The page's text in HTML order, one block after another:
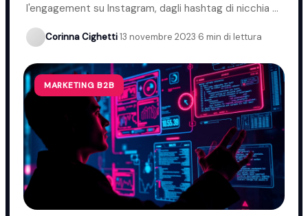
l'engagement su Instagram, dagli hashtag di nicchia ai
Corinna Cighetti·13 novembre 2023·6 min di lettura
MARKETING B2B